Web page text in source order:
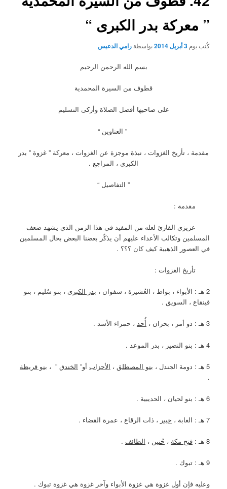
” معركة بدر الكبرى “
كُتب يوم3 أبريل 2014 بواسطةرامي الدعيس
بسم الله الرحمن الرحيم
قطوف من السيرة المحمدية
على صاحبها أفضل الصلاة وأزكى التسليم
” العناوين “
مقدمة ، تأريخ الغزوات ، نبذة موجزة عن الغزوات ، معركة ” غزوة ” بدر
الكبرى ، المراجع .
” التفاصيل “
مقدمة :
عزيزي القارئ لعله من المفيد في هذا الزمن الذي يشهد ضعف
المسلمين وتكالب الأعداء عليهم أن يذكّر بعضنا البعض بحال المسلمين
في العصور الذهبية كيف كان ؟؟؟ .
تأريخ الغزوات :
2 هـ : الأبواء ، بواط ، العُشيرة ، سفوان ، بدر الكبرى ، بنو سُليم ، بنو
قينقاع ، السويق .
3 هـ : ذو أمر ، بحران ، أُحد ، حمراء الأسد .
4 هـ : بنو النضير ، بدر الموعد .
5 هـ : دومة الجندل ، بنو المصطلق ، الأحزاب أو” الخندق ” ، بنو قريظة
.
6 هـ : بنو لحيان ، الحديبية .
7 هـ : الغابة ، خيبر ، ذات الرقاع ، عمرة القضاء .
8 هـ : فتح مكة ، حُنين ، الطائف .
9 هـ : تبوك .
وعليه فإن أول غزوة هي غزوة الأبواء وآخر غزوة هي غزوة تبوك .